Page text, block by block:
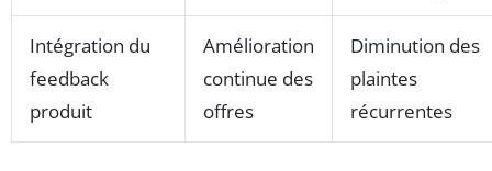
Intégration du
feedback
produit
Amélioration
continue des
offres
Diminution des
plaintes
récurrentes